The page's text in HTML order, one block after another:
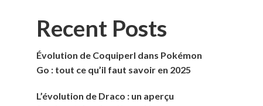
Recent Posts
Évolution de Coquiperl dans Pokémon
Go : tout ce qu’il faut savoir en 2025
L’évolution de Draco : un aperçu